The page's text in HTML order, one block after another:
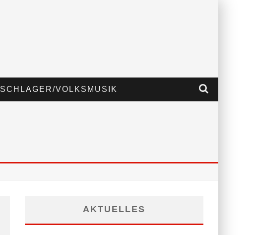
SCHLAGER/VOLKSMUSIK
AKTUELLES